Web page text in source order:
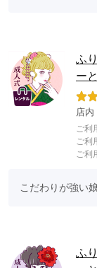
ふ
ー
店内
ご利
ご利
ご利
こだわりが強い
ふ